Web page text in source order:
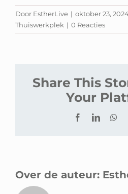
Door EstherLive | oktober 23,
Thuiswerkplek | 0 Reacties
Share This
Your
Facebook
Over de auteur: